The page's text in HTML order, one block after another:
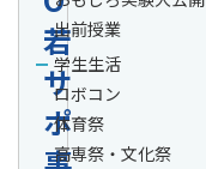
若
サ
ポ
出前授業
学生生活
ロボコン
体育祭
高専祭・文化祭